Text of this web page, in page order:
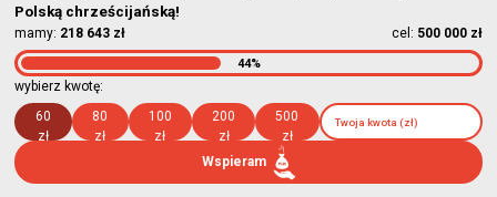
Polską chrześcijańską!
mamy: 218 643 zł cel: 500 000 zł
44%
wybierz kwotę:
60
zł
80
zł
100
zł
200
zł
500
zł
Wspieram